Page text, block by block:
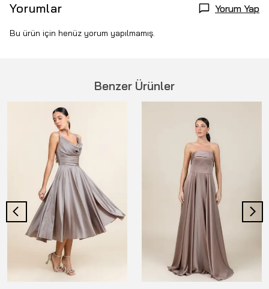
Yorumlar Yorum Yap
Bu ürün için henüz yorum yapılmamış.
Benzer Ürünler